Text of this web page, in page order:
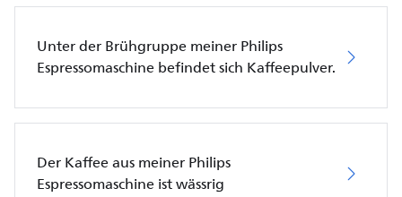
Unter der Brühgruppe meiner Philips
Espressomaschine befindet sich Kaffeepulver.
Der Kaffee aus meiner Philips
Espressomaschine ist wässrig